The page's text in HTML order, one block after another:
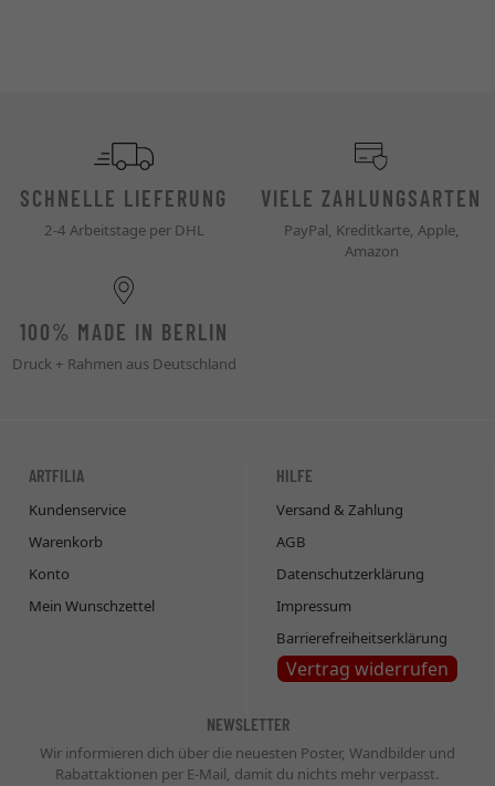
SCHNELLE LIEFERUNG
2-4 Arbeitstage per DHL
VIELE ZAHLUNGSARTEN
PayPal, Kreditkarte, Apple,
Amazon
100% MADE IN BERLIN
Druck + Rahmen aus Deutschland
ARTFILIA
Kundenservice
Warenkorb
Konto
Mein Wunschzettel
HILFE
Versand & Zahlung
AGB
Datenschutzerklärung
Impressum
Barrierefreiheitserklärung
Vertrag widerrufen
NEWSLETTER
Wir informieren dich über die neuesten Poster, Wandbilder und
Rabattaktionen per E-Mail, damit du nichts mehr verpasst.